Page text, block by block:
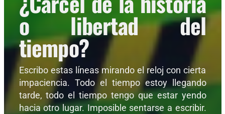
o libertad del
tiempo?
Escribo estas líneas mirando el reloj con cierta
impaciencia. Todo el tiempo estoy llegando
tarde, todo el tiempo tengo que estar yendo
hacia otro lugar. Imposible sentarse a escribir.